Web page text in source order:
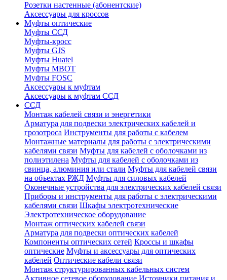
Розетки настенные (абонентские)
Аксессуары для кроссов
Муфты оптические
Муфты ССД
Муфты-кросс
Муфты GJS
Муфты Huatel
Муфты МВОТ
Муфты FOSC
Аксессуары к муфтам
Аксессуары к муфтам ССД
ССД
Монтаж кабелей связи и энергетики
Арматура для подвески электрических кабелей и
грозотроса Инструменты для работы с кабелем
Монтажные материалы для работы с электрическими
кабелями связи Муфты для кабелей с оболочками из
полиэтилена Муфты для кабелей с оболочками из
свинца, алюминия или стали Муфты для кабелей связи
на объектах РЖД Муфты для силовых кабелей
Оконечные устройства для электрических кабелей связи
Приборы и инструменты для работы с электрическими
кабелями связи Шкафы электротехнические
Электротехническое оборудование
Монтаж оптических кабелей связи
Арматура для подвески оптических кабелей
Компоненты оптических сетей Кроссы и шкафы
оптические Муфты и аксессуары для оптических
кабелей Оптические кабели связи
Монтаж структурированных кабельных систем
Активное сетевое оборудование Источники питания и